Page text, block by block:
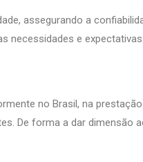
assegurando a
necessidades e expectativas.
no Brasil, na
De forma a dar dimensão